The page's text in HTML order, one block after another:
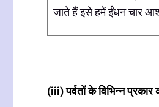
जाते हैं इसे हमें ईंधन चार
(iii) पर्वतों के विभिन्न